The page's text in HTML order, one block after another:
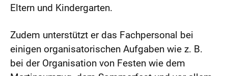
Eltern und Kindergarten.
Zudem unterstützt er das Fachpersonal bei
einigen organisatorischen Aufgaben wie z. B.
bei der Organisation von Festen wie dem